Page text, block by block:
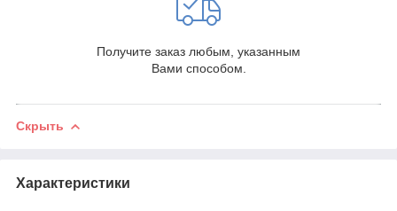
Получите заказ любым, указанным
Вами способом.
Скрыть
Характеристики